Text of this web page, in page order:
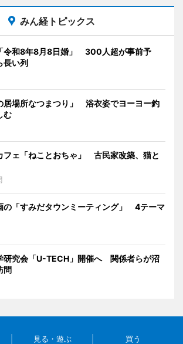
みん経トピックス
令和8年8月8日婚」 300人超が事前予
長い列
居場所なつまつり」 浴衣姿でヨーヨー釣
む
フェ「ねことおちゃ」 古民家改築、猫と
の「すみだタウンミーティング」 4テーマ
研究会「U-TECH」開催へ 関係者らが沼
問
見る・遊ぶ 買う